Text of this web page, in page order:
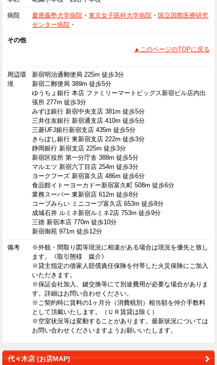
病院 慶應義塾大学病院 ・東京女子医科大学病院 ・ 国立国際医療研究
センター病院 ・
その他
▲このページのTOPに戻る
周辺環
境
新宿明治通郵便局 225m 徒歩3分
新宿二郵便局 389m 徒歩5分
ゆうちょ銀行 本店 ファミリーマートビッグス新宿ビル店内出
張所 277m 徒歩3分
みずほ銀行 新宿中央支店 381m 徒歩5分
三井住友銀行 新宿通支店 410m 徒歩5分
三菱UFJ銀行新宿支店 435m 徒歩5分
きらぼし銀行 東新宿支店 222m 徒歩3分
静岡銀行 新宿支店 225m 徒歩3分
新宿区役所 第一分庁舎 388m 徒歩5分
マルエツ 新宿六丁目店 254m 徒歩3分
ヨークフーズ 新宿富久店 486m 徒歩6分
食品館イトーヨーカドー新宿富久町 508m 徒歩6分
業務スーパー 東新宿店 612m 徒歩8分
コープみらい ミニコープ富久店 653m 徒歩8分
成城石井 ルミネ新宿ルミネ2店 753m 徒歩9分
三徳 新宿本店 770m 徒歩10分
新宿御苑 971m 徒歩12分
備考
※外観・間取り図等現況に相違がある場合は現況を優先と致し
ます。《取引態様 媒介》
※貸主指定の借家人賠償責任保険を付帯した火災保険にご加入
いただきます。
※保証会社加入、鍵交換等にて別途費用が必要な場合がありま
す。詳細はお問い合わせください。
※ご契約時に賃料の1ヶ月分（消費税別）相当額を仲介手数料
として頂戴いたします。（ＵＲ賃貸は除く）
※空室状況等は変動することがあります。最新状況については
お問い合わせくださいますようお願いいたします。
代々木店 (お店MAP)